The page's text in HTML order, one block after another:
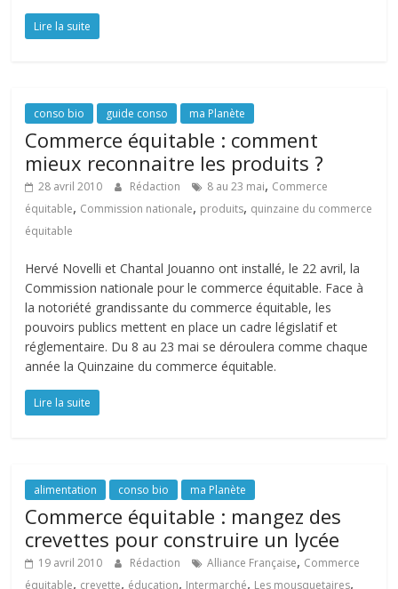
Lire la suite
conso bio guide conso ma Planète
Commerce équitable : comment
mieux reconnaitre les produits ?
28 avril 2010 Rédaction 8 au 23 mai, Commerce
équitable, Commission nationale, produits, quinzaine du commerce
équitable
Hervé Novelli et Chantal Jouanno ont installé, le 22 avril, la
Commission nationale pour le commerce équitable. Face à
la notoriété grandissante du commerce équitable, les
pouvoirs publics mettent en place un cadre législatif et
réglementaire. Du 8 au 23 mai se déroulera comme chaque
année la Quinzaine du commerce équitable.
Lire la suite
alimentation conso bio ma Planète
Commerce équitable : mangez des
crevettes pour construire un lycée
19 avril 2010 Rédaction Alliance Française, Commerce
équitable, crevette, éducation, Intermarché, Les mousquetaires,